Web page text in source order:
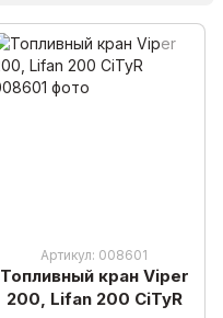
Артикул: 008601
Топливный кран Viper
200, Lifan 200 CiTyR